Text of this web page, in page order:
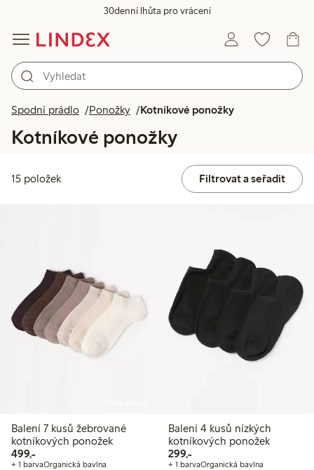
30denní lhůta pro vrácení
Spodní prádlo Ponožky Kotníkové ponožky
Kotníkové ponožky
15 položek Filtrovat a seřadit
Balení 7 kusů žebrované
kotníkových ponožek
499,-499,00 Kč
+ 1 barvaOrganická bavlna
Balení 4 kusů nízkých
kotníkových ponožek
299,-299,00 Kč
+ 1 barvaOrganická bavlna